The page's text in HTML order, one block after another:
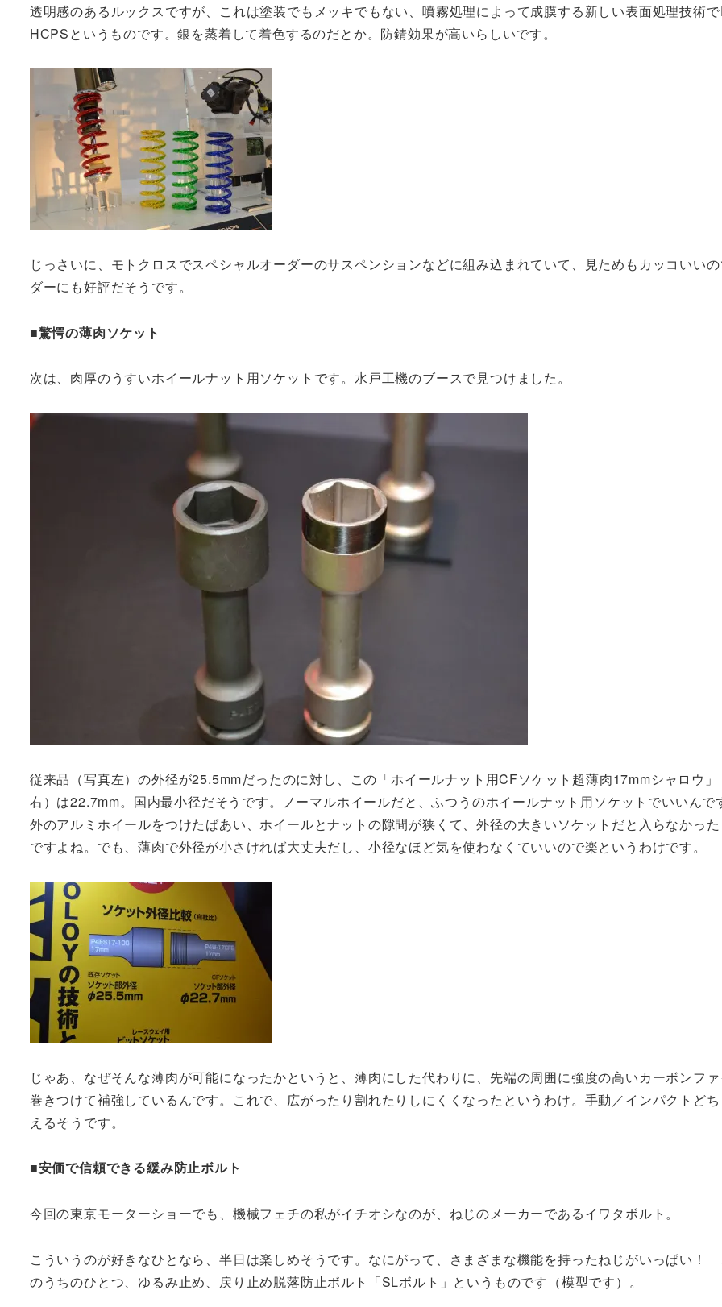
透明感のあるルックスですが、これは塗装でもメッキでもない、噴霧処理によって成膜する新しい表面処理技術
HCPSというものです。銀を蒸着して着色するのだとか。防錆効果が高いらしいです。
じっさいに、モトクロスでスペシャルオーダーのサスペンションなどに組み込まれていて、見ためもカッコいい
ダーにも好評だそうです。
■驚愕の薄肉ソケット
次は、肉厚のうすいホイールナット用ソケットです。水戸工機のブースで見つけました。
従来品（写真左）の外径が25.5mmだったのに対し、この「ホイールナット用CFソケット超薄肉17mmシャロウ
右）は22.7mm。国内最小径だそうです。ノーマルホイールだと、ふつうのホイールナット用ソケットでいいんで
外のアルミホイールをつけたばあい、ホイールとナットの隙間が狭くて、外径の大きいソケットだと入らなかっ
ですよね。でも、薄肉で外径が小さければ大丈夫だし、小径なほど気を使わなくていいので楽というわけです。
じゃあ、なぜそんな薄肉が可能になったかというと、薄肉にした代わりに、先端の周囲に強度の高いカーボンフ
巻きつけて補強しているんです。これで、広がったり割れたりしにくくなったというわけ。手動／インパクトど
えるそうです。
■安価で信頼できる緩み防止ボルト
今回の東京モーターショーでも、機械フェチの私がイチオシなのが、ねじのメーカーであるイワタボルト。
こういうのが好きなひとなら、半日は楽しめそうです。なにがって、さまざまな機能を持ったねじがいっぱい！
のうちのひとつ、ゆるみ止め、戻り止め脱落防止ボルト「SLボルト」というものです（模型です）。